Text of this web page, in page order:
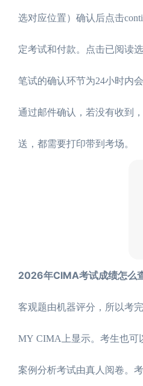
选对应位置）确认后点击
定考试和付款。点击已阅读
笔试的确认环节为24小时内
通过邮件确认，若没有收到
送，都需要打印带到考场。
2026年CIMA考试成绩怎么
客观题由机器评分，所以考
MY CIMA上显示。考生也可
案例分析考试由真人阅卷。